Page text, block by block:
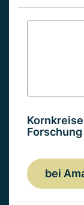
Forschung
bei